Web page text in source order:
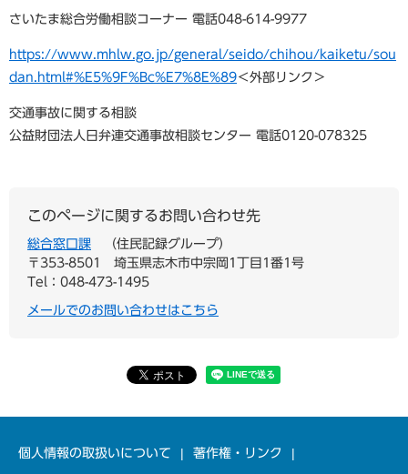
さいたま総合労働相談コーナー 電話048-614-9977
https://www.mhlw.go.jp/general/seido/chihou/kaiketu/sou
dan.html#%E5%9F%Bc%E7%8E%89＜外部リンク＞
交通事故に関する相談
公益財団法人日弁連交通事故相談センター 電話0120-078325
このページに関するお問い合わせ先
総合窓口課
住民記録グループ
〒353-8501
埼玉県志木市中宗岡1丁目1番1号
Tel：048-473-1495
メールでのお問い合わせはこちら
個人情報の取扱いについて 著作権・リンク